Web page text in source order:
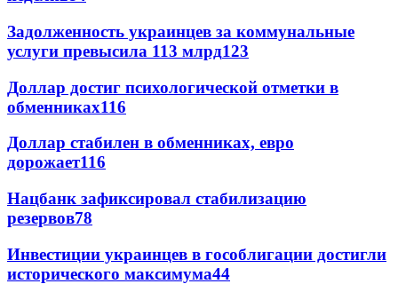
Задолженность украинцев за коммунальные
услуги превысила 113 млрд123
Доллар достиг психологической отметки в
обменниках116
Доллар стабилен в обменниках, евро
дорожает116
Нацбанк зафиксировал стабилизацию
резервов78
Инвестиции украинцев в гособлигации достигли
исторического максимума44